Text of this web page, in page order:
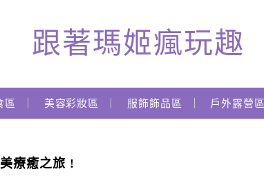
跟著瑪姬瘋玩趣
區 美容彩妝區 服飾飾品區 戶外露營區
療癒之旅 !